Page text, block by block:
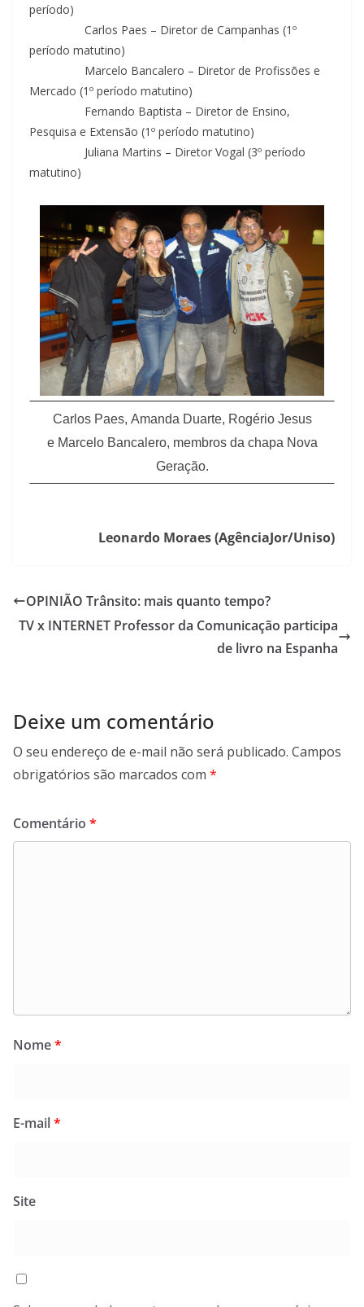
período)
Carlos Paes – Diretor de Campanhas (1º
período matutino)
Marcelo Bancalero – Diretor de Profissões e
Mercado (1º período matutino)
Fernando Baptista – Diretor de Ensino,
Pesquisa e Extensão (1º período matutino)
Juliana Martins – Diretor Vogal (3º período
matutino)
Carlos Paes, Amanda Duarte, Rogério Jesus
e Marcelo Bancalero, membros da chapa Nova
Geração.
Leonardo Moraes (AgênciaJor/Uniso)
OPINIÃO Trânsito: mais quanto tempo?
TV x INTERNET Professor da Comunicação participa
de livro na Espanha
Deixe um comentário
O seu endereço de e-mail não será publicado. Campos
obrigatórios são marcados com *
Comentário *
Nome*
E-mail*
Site